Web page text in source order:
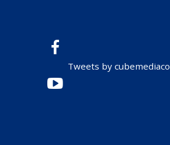
Tweets by cubemediaco